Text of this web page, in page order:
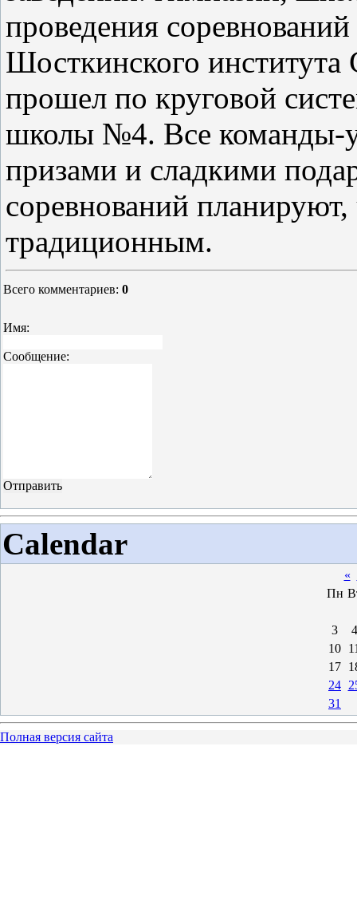
проведения
Шосткинского
прошел по круговой
школы №4. Все команды-
призами и сладкими
соревнований планируют,
традиционным.
Всего комментариев: 0
Имя:
Сообщение:
Calendar
«
Пн
3
4
10
17
24
31
Полная версия сайта